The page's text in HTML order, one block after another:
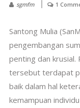
sgmfm 1
Santong Mulia
pengembangan
penting dan krusial.
tersebut terdapat
baik dalam hal
kemampuan